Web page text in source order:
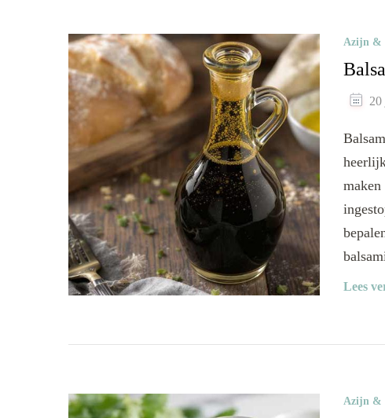
Azijn &
20
maken
Lees
Azijn &